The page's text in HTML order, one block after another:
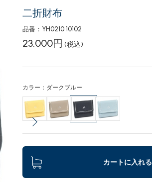
二折財布
品番：YH0210 10102
23,000円 (税込)
カラー：ダークブルー
カートに入れる